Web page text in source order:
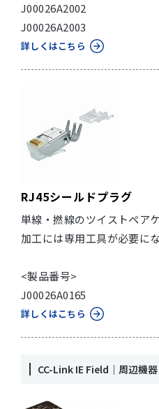
J00026A2002
J00026A2003
詳しくはこちら
RJ45シールドプラグ
単線・撚線のツイストペア
加工には専用工具が必要にな
<製品番号>
J00026A0165
詳しくはこちら
CC-Link IE Field｜周辺機